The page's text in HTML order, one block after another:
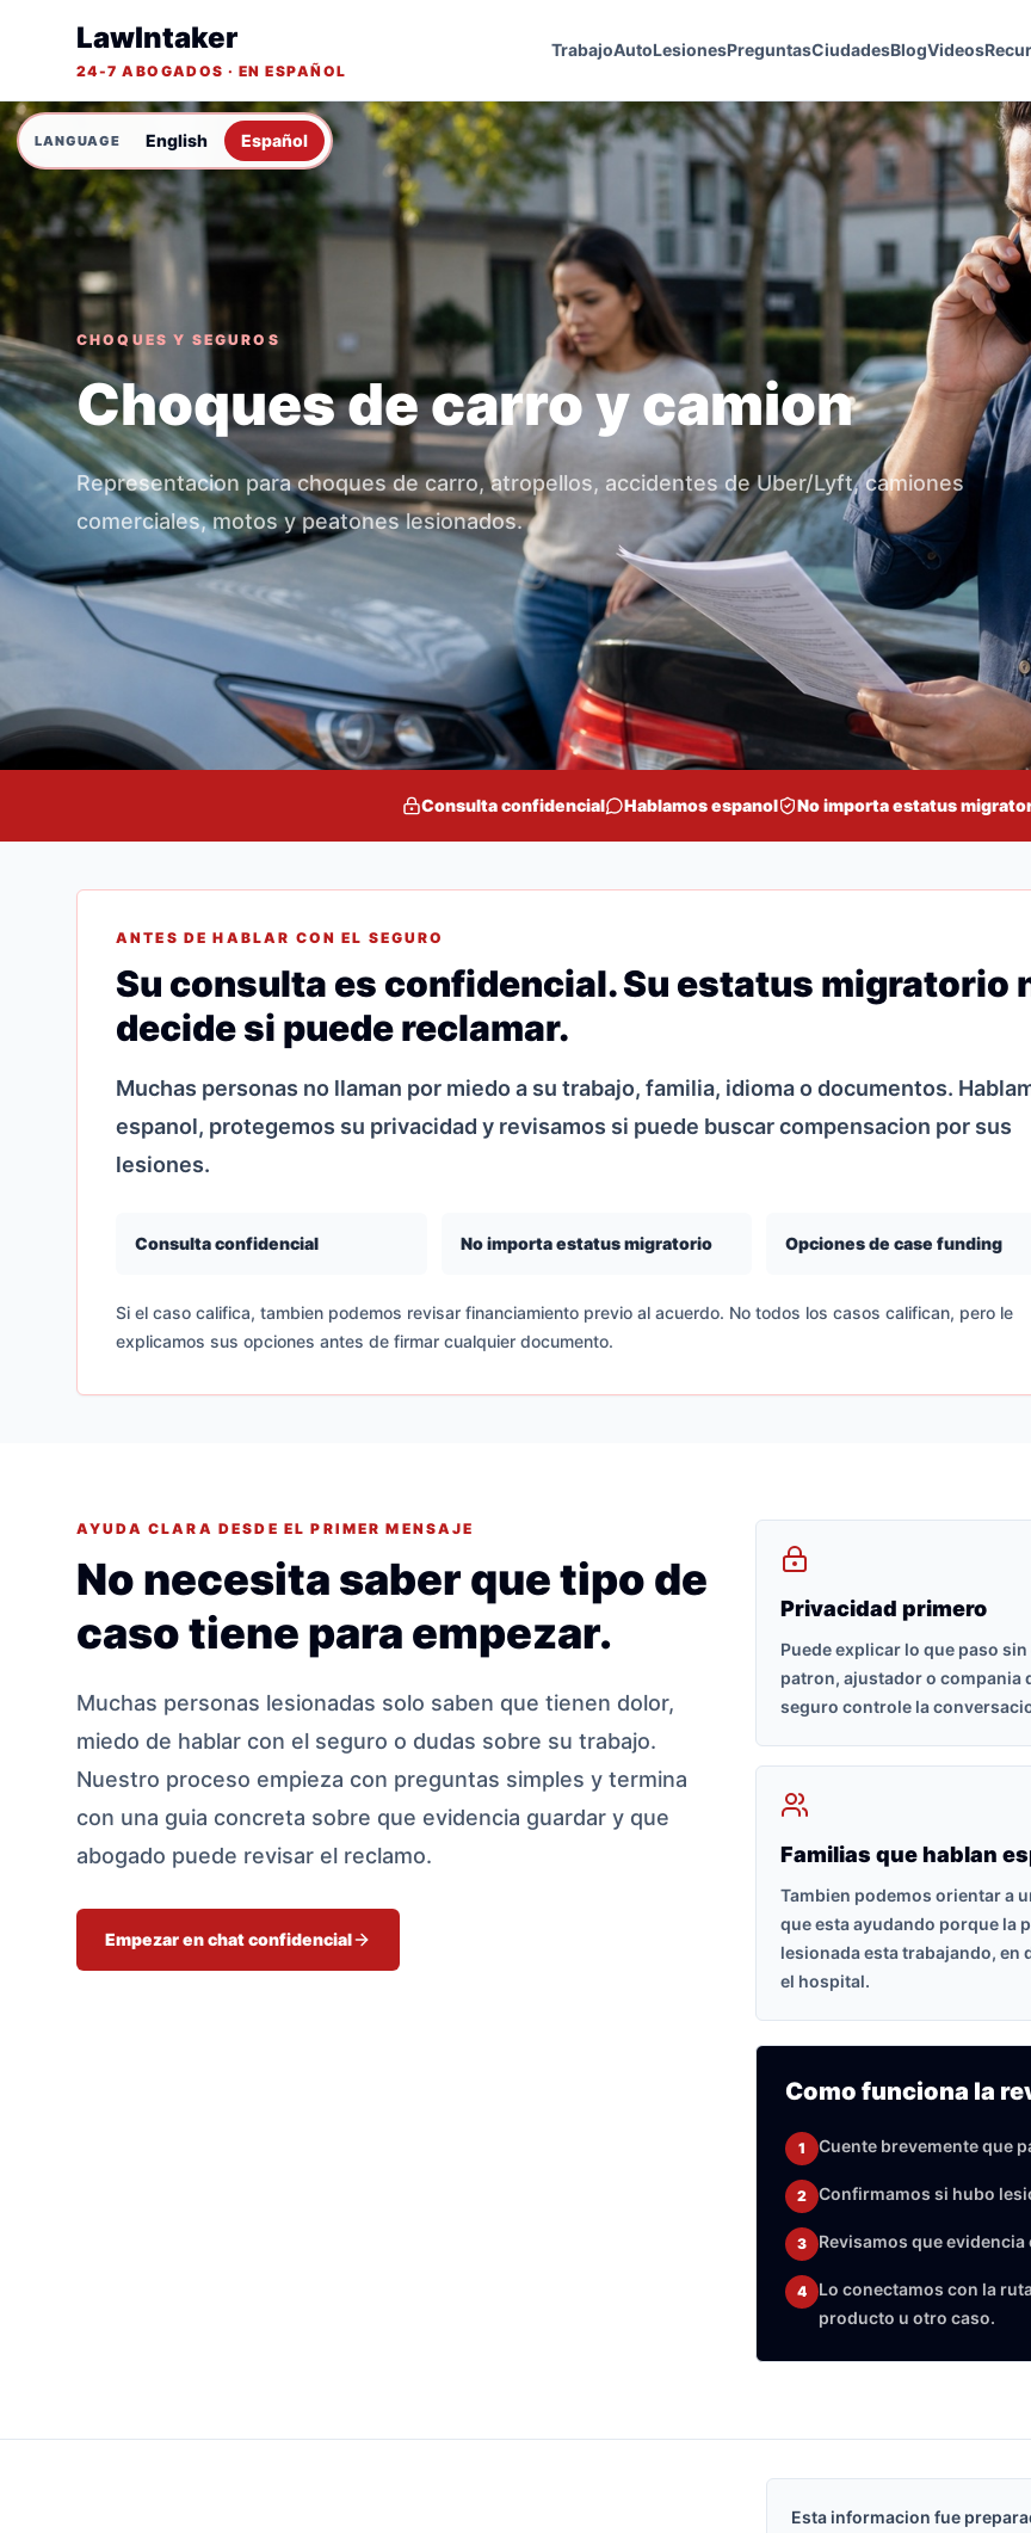
English Español
LawIntaker
24-7 ABOGADOS · EN ESPAÑOL
TrabajoAutoLesionesPreguntasCiudadesBlogVideos
CHOQUES Y SEGUROS
Choques de carro y camion
Representacion para choques de carro, atropellos, accidentes de Uber/Lyft, camiones
comerciales, motos y peatones lesionados.
Consulta confidencial Hablamos espanol No importa estatus
ANTES DE HABLAR CON EL SEGURO
Su consulta es confidencial. Su estatus migratorio
decide si puede reclamar.
Muchas personas no llaman por miedo a su trabajo, familia, idioma o documentos.
espanol, protegemos su privacidad y revisamos si puede buscar compensacion por sus
lesiones.
Consulta confidencial No importa estatus migratorio Opciones de case funding
Si el caso califica, tambien podemos revisar financiamiento previo al acuerdo. No todos los casos califican, pero le
explicamos sus opciones antes de firmar cualquier documento.
AYUDA CLARA DESDE EL PRIMER MENSAJE
No necesita saber que tipo de
caso tiene para empezar.
Muchas personas lesionadas solo saben que tienen dolor,
miedo de hablar con el seguro o dudas sobre su trabajo.
Nuestro proceso empieza con preguntas simples y termina
con una guia concreta sobre que evidencia guardar y que
abogado puede revisar el reclamo.
Empezar en chat confidencial
Privacidad primero
Puede explicar lo que paso sin
patron, ajustador o compania
seguro controle la
Familias que hablan
Tambien podemos orientar a
que esta ayudando porque la
lesionada esta trabajando, en
el hospital.
Como funciona la
1 Cuente brevemente que
2 Confirmamos si hubo
3 Revisamos que
4
Lo conectamos con la
producto u otro caso.
Esta informacion fue